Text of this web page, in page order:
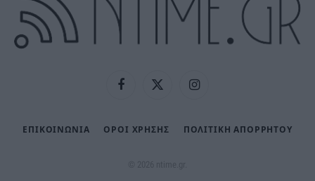
Facebook X
Instagram
ΕΠΙΚΟΙΝΩΝΙΑ ΟΡΟΙ ΧΡΗΣΗΣ ΠΟΛΙΤΙΚΉ ΑΠΟΡΡΉΤΟΥ